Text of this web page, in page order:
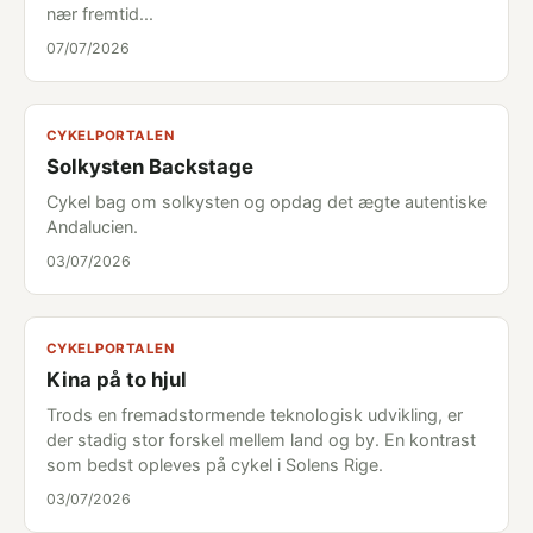
nær fremtid...
07/07/2026
CYKELPORTALEN
Solkysten Backstage
Cykel bag om solkysten og opdag det ægte autentiske
Andalucien.
03/07/2026
CYKELPORTALEN
Kina på to hjul
Trods en fremadstormende teknologisk udvikling, er
der stadig stor forskel mellem land og by. En kontrast
som bedst opleves på cykel i Solens Rige.
03/07/2026